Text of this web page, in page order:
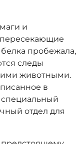
и
пробежала,
следы
животными.
в
специальный
отдел для